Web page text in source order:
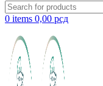
0 items 0,00 рсд